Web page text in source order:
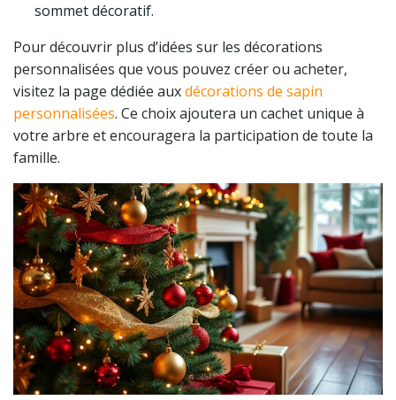
sommet décoratif.
Pour découvrir plus d’idées sur les décorations
personnalisées que vous pouvez créer ou acheter,
visitez la page dédiée auxdécorations de sapin
personnalisées. Ce choix ajoutera un cachet unique à
votre arbre et encouragera la participation de toute la
famille.